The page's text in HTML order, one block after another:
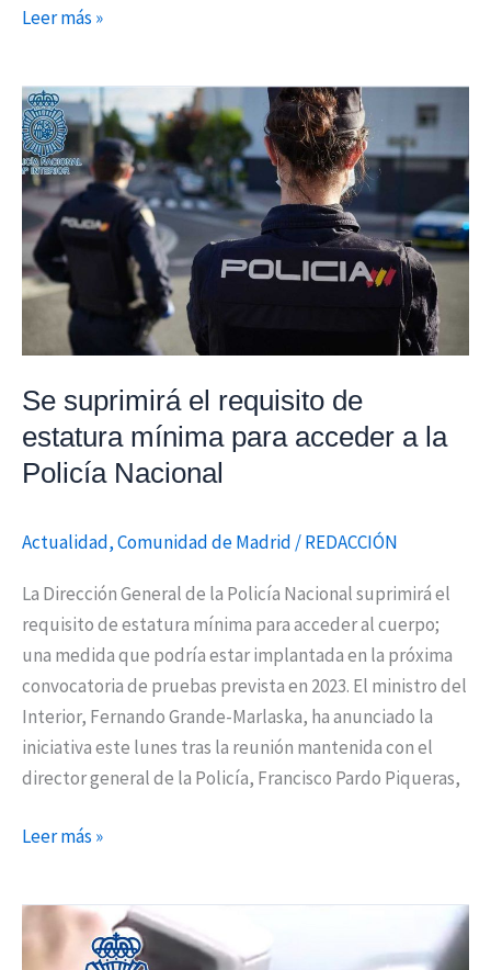
Leer más »
Se suprimirá el requisito de
estatura mínima para acceder a la
Policía Nacional
Actualidad,Comunidad de Madrid /REDACCIÓN
La Dirección General de la Policía Nacional suprimirá el
requisito de estatura mínima para acceder al cuerpo;
una medida que podría estar implantada en la próxima
convocatoria de pruebas prevista en 2023. El ministro del
Interior, Fernando Grande-Marlaska, ha anunciado la
iniciativa este lunes tras la reunión mantenida con el
director general de la Policía, Francisco Pardo Piqueras,
Se
suprimirá
el
requisito
de
estatura
mínima
acceder
la
Policía
Nacional
Leer más »
Detenido
un